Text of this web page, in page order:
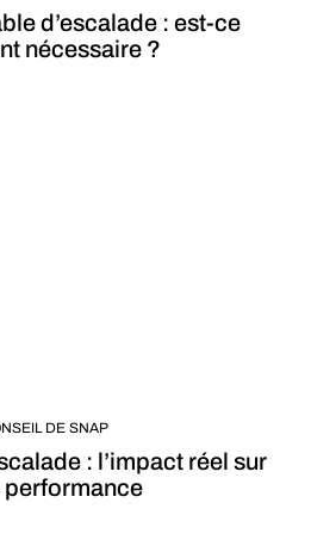
d’escalade : est-ce
nécessaire ?
DE SNAP
: l’impact réel sur
performance